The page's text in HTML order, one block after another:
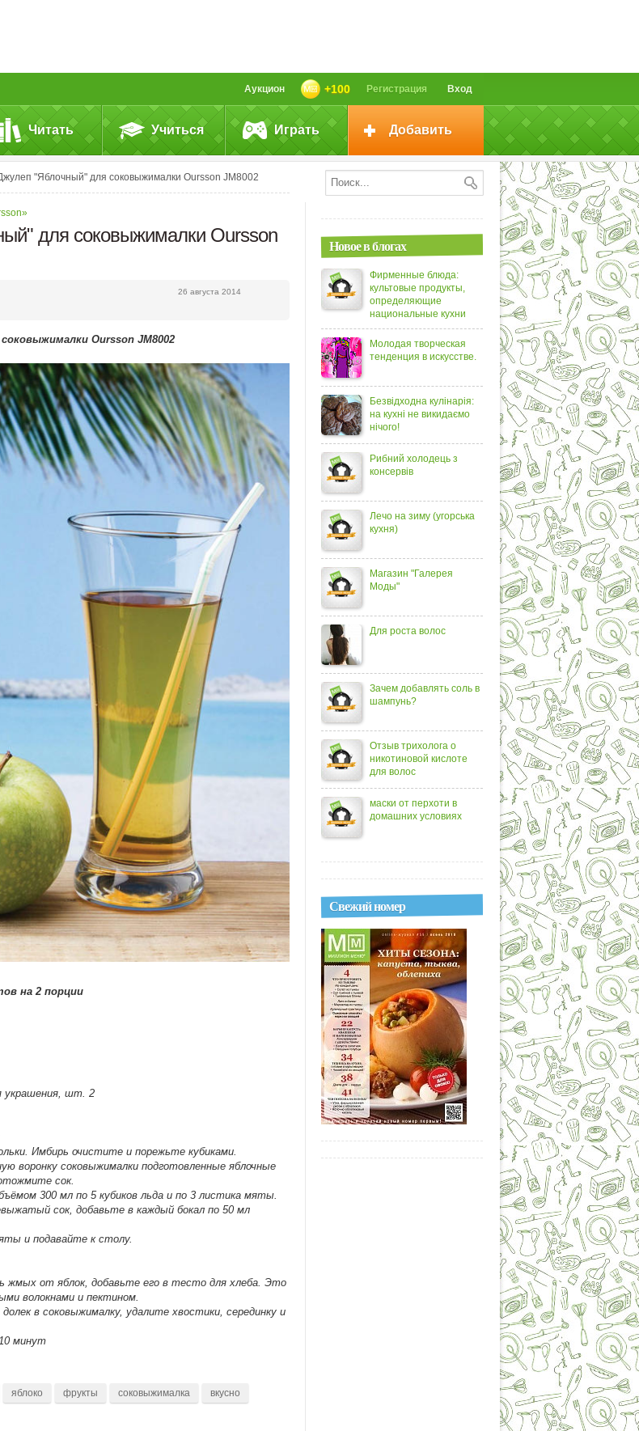
Вход
Регистрация
+100
Аукцион
Читать Учиться Играть Добавить
"Яблочный" для соковыжималки Oursson JM8002
для соковыжималки Oursson
26 августа 2014
Oursson JM8002
на 2 порции
украшения, шт. 2
Имбирь очистите и порежьте кубиками.
воронку соковыжималки подготовленные яблочные
сок.
300 мл по 5 кубиков льда и по 3 листика мяты.
сок, добавьте в каждый бокал по 50 мл
и подавайте к столу.
от яблок, добавьте его в тесто для хлеба. Это
волокнами и пектином.
долек в соковыжималку, удалите хвостики, серединку и
минут
яблоко фрукты соковыжималка вкусно
Новое в блогах
Фирменные блюда:
культовые продукты,
определяющие
национальные кухни
Молодая творческая
тенденция в искусстве.
Безвідходна кулінарія:
на кухні не викидаємо
нічого!
Рибний холодець з
консервів
Лечо на зиму (угорська
кухня)
Магазин "Галерея
Моды"
Для роста волос
Зачем добавлять соль в
шампунь?
Отзыв трихолога о
никотиновой кислоте
для волос
маски от перхоти в
домашних условиях
Свежий номер